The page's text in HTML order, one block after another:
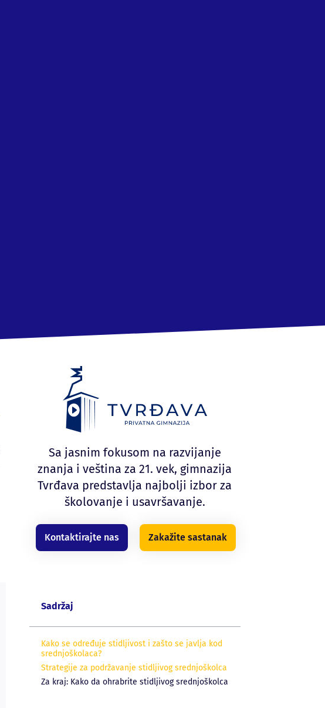
Sa jasnim fokusom na razvijanje
znanja i veština za 21. vek, gimnazija
Tvrđava predstavlja najbolji izbor za
školovanje i usavršavanje.
Kontaktirajte nas Zakažite sastanak
Sadržaj
Kako se određuje stidljivost i zašto se javlja kod
srednjoškolaca?
Strategije za podržavanje stidljivog srednjoškolca
Za kraj: Kako da ohrabrite stidljivog srednjoškolca